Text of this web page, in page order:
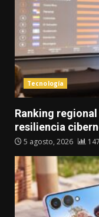
Tecnología
Ranking
resiliencia
5 agosto, 2026 147